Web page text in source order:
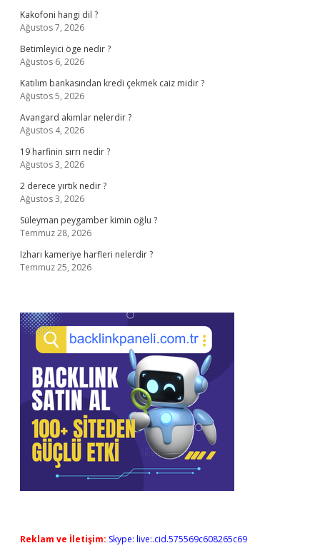
Kakofoni hangi dil ?
Ağustos 7, 2026
Betimleyici öge nedir ?
Ağustos 6, 2026
Katılım bankasından kredi çekmek caiz midir ?
Ağustos 5, 2026
Avangard akımlar nelerdir ?
Ağustos 4, 2026
19 harfinin sırrı nedir ?
Ağustos 3, 2026
2 derece yırtık nedir ?
Ağustos 3, 2026
Süleyman peygamber kimin oğlu ?
Temmuz 28, 2026
Izharı kameriye harfleri nelerdir ?
Temmuz 25, 2026
Reklam ve İletişim: Skype: live:.cid.575569c608265c69